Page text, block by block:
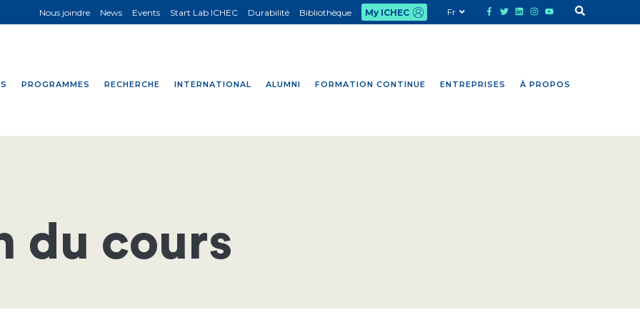
PROGRAMMES RECHERCHE INTERNATIONAL ALUMNI FORMATION CONTINUE ENTREPRISES À PROPOS
Nous joindre News Events Start Lab ICHEC Durabilité Bibliothèque My ICHEC Fr
du cours